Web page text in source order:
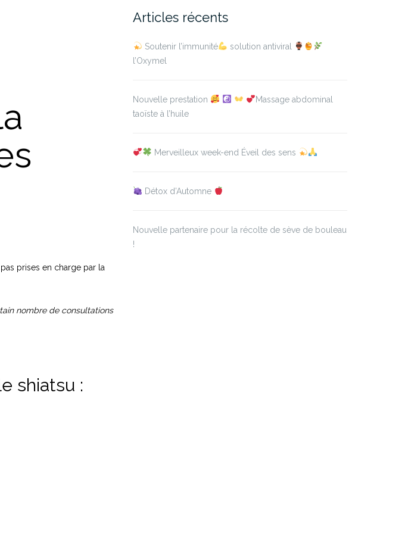
prises en charge par la
nombre de consultations
shiatsu :
Articles récents
Soutenir l’immunité
solution antiviral
l’Oxymel
Nouvelle prestation
Massage abdominal
taoïste à l’huile
Merveilleux week-end Éveil des sens
Détox d’Automne
Nouvelle partenaire pour la récolte de sève de bouleau
!